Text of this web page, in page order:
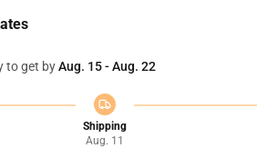
to get byAug. 15 - Aug. 22
Shipping
Aug. 11